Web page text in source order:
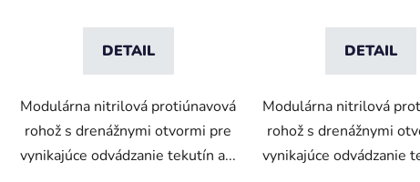
DETAIL
Modulárna nitrilová protiúnavová
rohož s drenážnymi otvormi pre
vynikajúce odvádzanie tekutín a...
DETAIL
Modulárna nitrilová
rohož s drenážnymi
vynikajúce odvádzanie